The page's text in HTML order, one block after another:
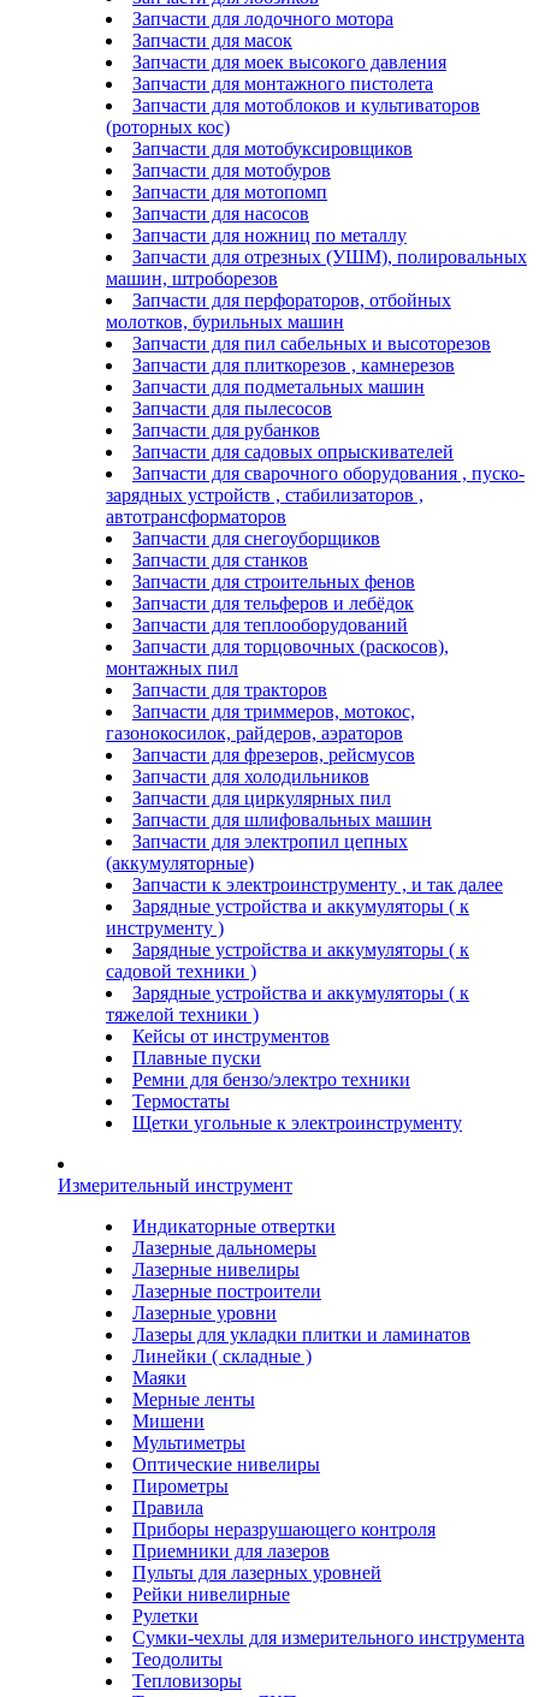
Запчасти для лодочного мотора
Запчасти для масок
Запчасти для моек высокого давления
Запчасти для монтажного пистолета
Запчасти для мотоблоков и культиваторов
(роторных кос)
Запчасти для мотобуксировщиков
Запчасти для мотобуров
Запчасти для мотопомп
Запчасти для насосов
Запчасти для ножниц по металлу
Запчасти для отрезных (УШМ), полировальных
машин, штроборезов
Запчасти для перфораторов, отбойных
молотков, бурильных машин
Запчасти для пил сабельных и высоторезов
Запчасти для плиткорезов , камнерезов
Запчасти для подметальных машин
Запчасти для пылесосов
Запчасти для рубанков
Запчасти для садовых опрыскивателей
Запчасти для сварочного оборудования , пуско-
зарядных устройств , стабилизаторов ,
автотрансформаторов
Запчасти для снегоуборщиков
Запчасти для станков
Запчасти для строительных фенов
Запчасти для тельферов и лебёдок
Запчасти для теплооборудований
Запчасти для торцовочных (раскосов),
монтажных пил
Запчасти для тракторов
Запчасти для триммеров, мотокос,
газонокосилок, райдеров, аэраторов
Запчасти для фрезеров, рейсмусов
Запчасти для холодильников
Запчасти для циркулярных пил
Запчасти для шлифовальных машин
Запчасти для электропил цепных
(аккумуляторные)
Запчасти к электроинструменту , и так далее
Зарядные устройства и аккумуляторы ( к
инструменту )
Зарядные устройства и аккумуляторы ( к
садовой техники )
Зарядные устройства и аккумуляторы ( к
тяжелой техники )
Кейсы от инструментов
Плавные пуски
Ремни для бензо/электро техники
Термостаты
Щетки угольные к электроинструменту
Измерительный инструмент
Индикаторные отвертки
Лазерные дальномеры
Лазерные нивелиры
Лазерные построители
Лазерные уровни
Лазеры для укладки плитки и ламинатов
Линейки ( складные )
Маяки
Мерные ленты
Мишени
Мультиметры
Оптические нивелиры
Пирометры
Правила
Приборы неразрушающего контроля
Приемники для лазеров
Пульты для лазерных уровней
Рейки нивелирные
Рулетки
Сумки-чехлы для измерительного инструмента
Теодолиты
Тепловизоры